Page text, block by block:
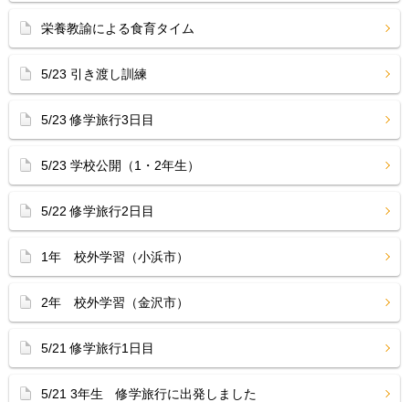
栄養教諭による食育タイム
5/23 引き渡し訓練
5/23 修学旅行3日目
5/23 学校公開（1・2年生）
5/22 修学旅行2日目
1年 校外学習（小浜市）
2年 校外学習（金沢市）
5/21 修学旅行1日目
5/21 3年生 修学旅行に出発しました